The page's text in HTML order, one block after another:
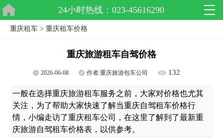
24小时热线：023-45616290
重庆租车 > 重庆租车价格
重庆旅游租车自驾价格
2026-06-08 作者:重庆旅游包车公司 132
一般在选择重庆旅游租车服务之前，大家对价格也尤其
关注，为了帮助大家快速了解当重庆自驾租车价格行
情，小编走访了重庆租车公司，在这里了解到了最新重
庆旅游自驾租车价格表，以供参考。